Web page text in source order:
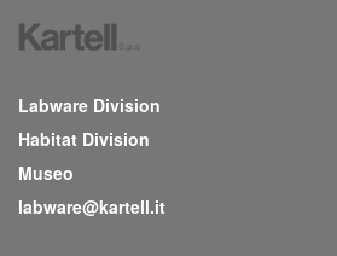
Labware Division
Habitat Division
Museo
labware@kartell.it